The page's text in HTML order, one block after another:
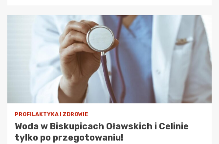
PROFILAKTYKA I ZDROWIE
Woda w Biskupicach Oławskich i Celinie
tylko po przegotowaniu!